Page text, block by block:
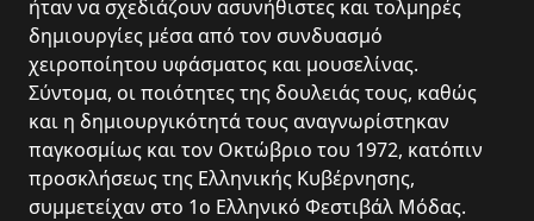
ήταν να σχεδιάζουν ασυνήθιστες και τολμηρές
δημιουργίες μέσα από τον συνδυασμό
χειροποίητου υφάσματος και μουσελίνας.
Σύντομα, οι ποιότητες της δουλειάς τους, καθώς
και η δημιουργικότητά τους αναγνωρίστηκαν
παγκοσμίως και τον Οκτώβριο του 1972, κατόπιν
προσκλήσεως της Ελληνικής Κυβέρνησης,
συμμετείχαν στο 1ο Ελληνικό Φεστιβάλ Μόδας.